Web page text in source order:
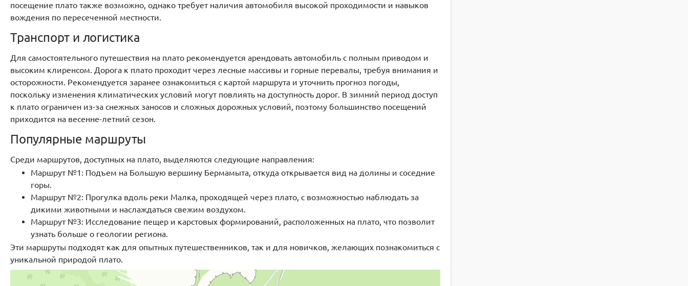
посещение плато также возможно, однако требует наличия автомобиля высокой проходимости и навыков
вождения по пересеченной местности.
Транспорт и логистика
Для самостоятельного путешествия на плато рекомендуется арендовать автомобиль с полным приводом и
высоким клиренсом. Дорога к плато проходит через лесные массивы и горные перевалы, требуя внимания и
осторожности. Рекомендуется заранее ознакомиться с картой маршрута и уточнить прогноз погоды,
поскольку изменения климатических условий могут повлиять на доступность дорог. В зимний период доступ
к плато ограничен из-за снежных заносов и сложных дорожных условий, поэтому большинство посещений
приходится на весенне-летний сезон.
Популярные маршруты
Среди маршрутов, доступных на плато, выделяются следующие направления:
Маршрут №1: Подъем на Большую вершину Бермамыта, откуда открывается вид на долины и соседние
горы.
Маршрут №2: Прогулка вдоль реки Малка, проходящей через плато, с возможностью наблюдать за
дикими животными и наслаждаться свежим воздухом.
Маршрут №3: Исследование пещер и карстовых формирований, расположенных на плато, что позволит
узнать больше о геологии региона.
Эти маршруты подходят как для опытных путешественников, так и для новичков, желающих познакомиться с
уникальной природой плато.